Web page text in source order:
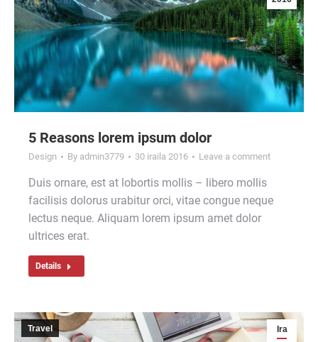
5 Reasons lorem ipsum dolor
Design By admin3779 30 iraila 2016 Leave a comment
Duis ornare, est at lobortis mollis – libero mollis
facilisis dolorus urabitur orci, vitae congue neque
lectus neque. Aliquam lorem ipsum amet dolor
ultrices erat.
Details
Ira
Travel